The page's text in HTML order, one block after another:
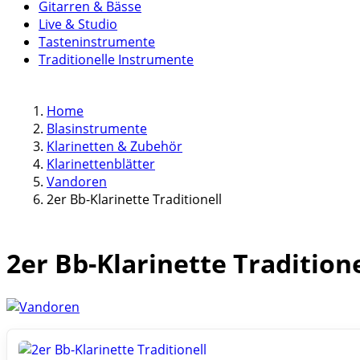
Gitarren & Bässe
Live & Studio
Tasteninstrumente
Traditionelle Instrumente
Home
Blasinstrumente
Klarinetten & Zubehör
Klarinettenblätter
Vandoren
2er Bb-Klarinette Traditionell
2er Bb-Klarinette